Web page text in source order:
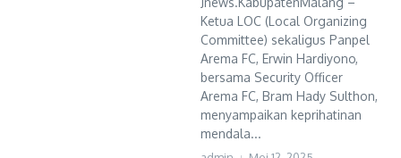
Ketua LOC (Local Organizing
Committee) sekaligus Panpel
Arema FC, Erwin Hardiyono,
bersama Security Officer
Arema FC, Bram Hady Sulthon,
menyampaikan keprihatinan
mendala...